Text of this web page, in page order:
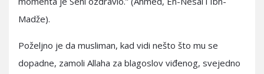
Madže).
Poželjno je da musliman, kad vidi nešto što mu se
dopadne, zamoli Allaha za blagoslov viđenog, svejedno